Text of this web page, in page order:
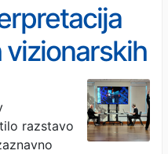
razstavo